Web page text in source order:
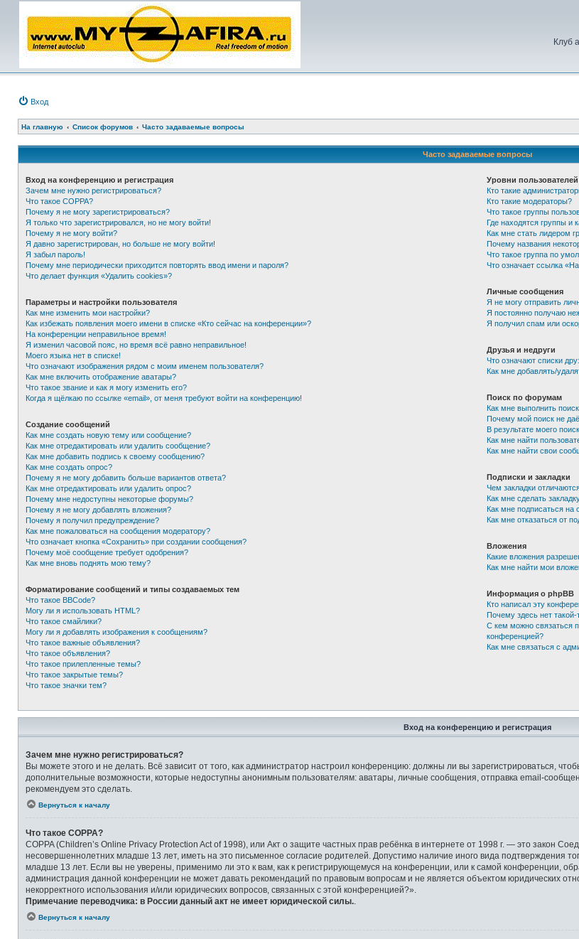
Клуб
Вход
На главную Список форумов Часто задаваемые вопросы
Часто задаваемые вопросы
Вход на конференцию и регистрация
Зачем мне нужно регистрироваться?
Что такое COPPA?
Почему я не могу зарегистрироваться?
Я только что зарегистрировался, но не могу войти!
Почему я не могу войти?
Я давно зарегистрирован, но больше не могу войти!
Я забыл пароль!
Почему мне периодически приходится повторять ввод имени и пароля?
Что делает функция «Удалить cookies»?
Параметры и настройки пользователя
Как мне изменить мои настройки?
Как избежать появления моего имени в списке «Кто сейчас на конференции»?
На конференции неправильное время!
Я изменил часовой пояс, но время всё равно неправильное!
Моего языка нет в списке!
Что означают изображения рядом с моим именем пользователя?
Как мне включить отображение аватары?
Что такое звание и как я могу изменить его?
Когда я щёлкаю по ссылке «email», от меня требуют войти на конференцию!
Создание сообщений
Как мне создать новую тему или сообщение?
Как мне отредактировать или удалить сообщение?
Как мне добавить подпись к своему сообщению?
Как мне создать опрос?
Почему я не могу добавить больше вариантов ответа?
Как мне отредактировать или удалить опрос?
Почему мне недоступны некоторые форумы?
Почему я не могу добавлять вложения?
Почему я получил предупреждение?
Как мне пожаловаться на сообщения модератору?
Что означает кнопка «Сохранить» при создании сообщения?
Почему моё сообщение требует одобрения?
Как мне вновь поднять мою тему?
Форматирование сообщений и типы создаваемых тем
Что такое BBCode?
Могу ли я использовать HTML?
Что такое смайлики?
Могу ли я добавлять изображения к сообщениям?
Что такое важные объявления?
Что такое объявления?
Что такое прилепленные темы?
Что такое закрытые темы?
Что такое значки тем?
Уровни
Кто такие
Кто такие модераторы?
Что такое группы
Где находятся группы и
Как мне стать лидером
Почему названия
Что такое группа по
Что означает ссылка
Личные сообщения
Я не могу отправить
Я постоянно получаю
Я получил спам или
Друзья и недруги
Что означают списки
Как мне добавлять/
Поиск по форумам
Как мне выполнить
Почему мой поиск не
В результате моего
Как мне найти
Как мне найти свои
Подписки и закладки
Чем закладки
Как мне сделать
Как мне подписаться
Как мне отказаться от
Вложения
Какие вложения
Как мне найти мои
Информация о phpBB
Кто написал эту
Почему здесь нет
С кем можно связаться
конференцией?
Как мне связаться с
Вход на конференцию и регистрация
Зачем мне нужно регистрироваться?
Вы можете этого и не делать. Всё зависит от того, как администратор настроил конференцию: должны ли вы зарегистрироваться,
дополнительные возможности, которые недоступны анонимным пользователям: аватары, личные сообщения, отправка email-
рекомендуем это сделать.
Вернуться к началу
Что такое COPPA?
COPPA (Children’s Online Privacy Protection Act of 1998), или Акт о защите частных прав ребёнка в интернете от 1998 г. — это закон
несовершеннолетних младше 13 лет, иметь на это письменное согласие родителей. Допустимо наличие иного вида подтверждения
младше 13 лет. Если вы не уверены, применимо ли это к вам, как к регистрирующемуся на конференции, или к самой конференции,
администрация данной конференции не может давать рекомендаций по правовым вопросам и не является объектом юридических
некорректного использования и/или юридических вопросов, связанных с этой конференцией?».
Примечание переводчика: в России данный акт не имеет юридической силы.
Вернуться к началу